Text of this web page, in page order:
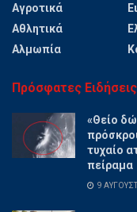
Αγροτικά
Αθλητικά
Αλμωπία
Πρόσφατες Ειδήσεις
«Θείο
τυχαίο
πείραμα
9